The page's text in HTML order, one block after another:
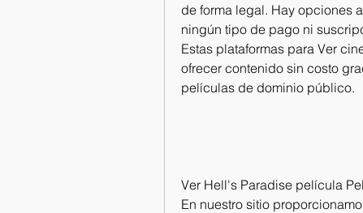
de forma legal. Hay opciones
ningún tipo de pago ni
Estas plataformas para Ver
ofrecer contenido sin costo
películas de dominio público.
Ver Hell's Paradise película
En nuestro sitio